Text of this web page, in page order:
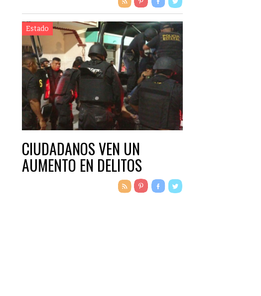
Estado
CIUDADANOS VEN UN
AUMENTO EN DELITOS